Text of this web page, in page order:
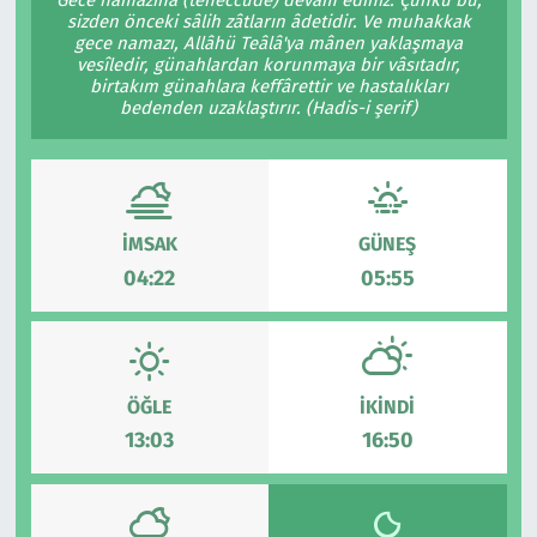
sizden önceki sâlih zâtların âdetidir. Ve muhakkak
gece namazı, Allâhü Teâlâ'ya mânen yaklaşmaya
vesîledir, günahlardan korunmaya bir vâsıtadır,
birtakım günahlara keffârettir ve hastalıkları
bedenden uzaklaştırır. (Hadis-i şerif)
İMSAK
04:22
GÜNEŞ
05:55
ÖĞLE
13:03
İKINDI
16:50
Çevre & Doğa
Eğitim
Turizm